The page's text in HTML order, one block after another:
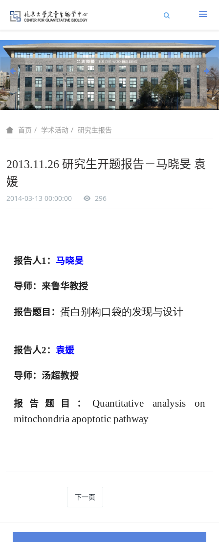
首页 学术活动 研究生报告
2013.11.26 研究生开题报告－马晓旻 袁
媛
2014-03-13 00:00:00 296
报告人1 ： 马晓旻
导师： 来鲁华教授
报告题目：蛋白别构口袋的发现与设计
报告人2：袁媛
导师：汤超教授
报告题目： Quantitative analysis on
mitochondria apoptotic pathway
下一页